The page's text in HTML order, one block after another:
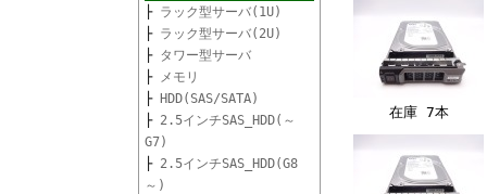
├ ラック型サーバ(1U)
├ ラック型サーバ(2U)
├ タワー型サーバ
├ メモリ
├ HDD(SAS/SATA)
├ 2.5インチSAS_HDD(～
G7)
├ 2.5インチSAS_HDD(G8
～)
在庫 7本